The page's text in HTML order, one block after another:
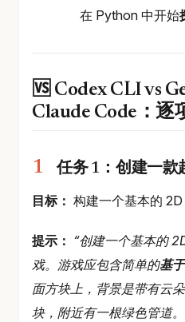
在 Python 中开始
🆚 Codex CLI vs
Claude Code：逐
任务 1：创建一款
目标： 构建一个基本的 2D
提示： “创建一个基本的
戏。游戏应包含简单的基
面方块上，背景是带有云
块，附近有一根绿色管道